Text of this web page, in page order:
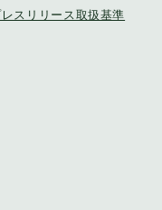
レスリリース取扱基準